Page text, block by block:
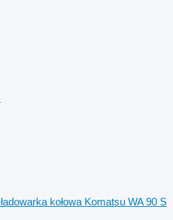
ładowarka kołowa Komatsu WA 90 S